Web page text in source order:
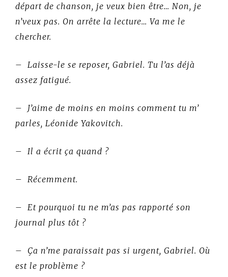
départ de chanson, je veux bien être… Non, je
n’veux pas. On arrête la lecture… Va me le
chercher.
– Laisse-le se reposer, Gabriel. Tu l’as déjà
assez fatigué.
– J’aime de moins en moins comment tu m’
parles, Léonide Yakovitch.
– Il a écrit ça quand ?
– Récemment.
– Et pourquoi tu ne m’as pas rapporté son
journal plus tôt ?
– Ça n’me paraissait pas si urgent, Gabriel. Où
est le problème ?